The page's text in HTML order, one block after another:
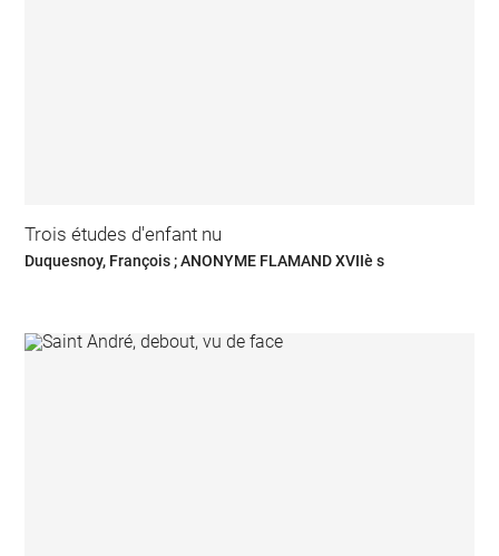
Trois études d'enfant nu
Duquesnoy, François ; ANONYME FLAMAND XVIIè s